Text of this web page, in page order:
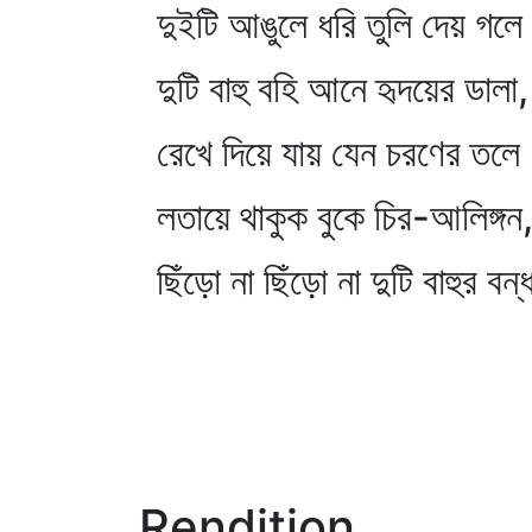
দুইটি আঙুলে ধরি তুলি দেয়
দুটি বাহু বহি আনে হৃদয়ের ডালা,
রেখে দিয়ে যায় যেন চরণের
লতায়ে থাকুক বুকে চির-আলিঙ্গন,
ছিঁড়ো না ছিঁড়ো না দুটি বাহুর